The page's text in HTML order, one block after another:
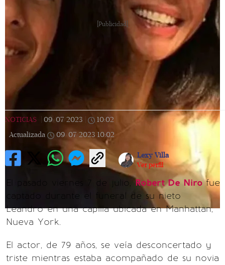
[Publicidad]
NOTICIAS 09/07/2023 10:02
Actualizada
09/07/2023 10:02
Lexy Villa
Ver perfil
El pasado viernes 7 de julio,Robert De Nirofue
captado durante el funeral de su nieto
Leandro en una capilla ubicada en Manhattan,
Nueva York.
El actor, de 79 años, se veía desconcertado y
triste mientras estaba acompañado de su novia